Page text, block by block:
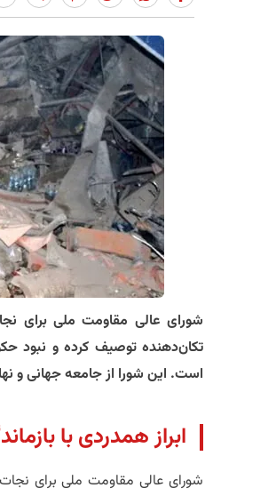
شورای عالی مقاومت ملی برای
تکان‌دهنده توصیف کرده و نبود
است. این شورا از جامعه جهانی و
ابراز همدردی با
شورای عالی مقاومت ملی برای نجات